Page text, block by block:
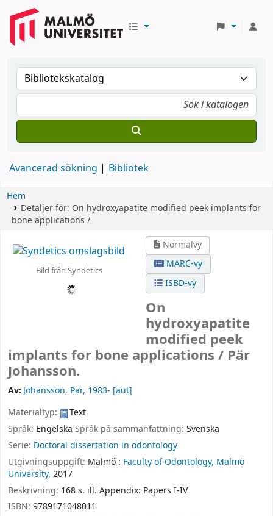
Avancerad sökning Bibliotek
Hem
Detaljer för: On hydroxyapatite modified peek implants for
bone applications /
Bild från Syndetics
Normalvy
MARC-vy
ISBD-vy
On
hydroxyapatite
modified peek
implants for bone applications / Pär
Johansson.
Av:Johansson, Pär, 1983- [aut]
Materialtyp:
Text
Språk: Engelska Språk på sammanfattning: Svenska
Serie: Doctoral dissertation in odontology
Utgivningsuppgift: Malmö : Faculty of Odontology, Malmö
University, 2017
Beskrivning: 168 s. ill. Appendix: Papers I-IV
ISBN: 9789171048011